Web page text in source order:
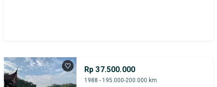
Rp 37.500.000
1988 - 195.000-200.000 km